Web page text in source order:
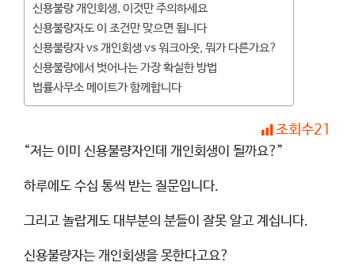
신용불량 개인회생, 이것만 주의하세요
신용불량자도 이 조건만 맞으면 됩니다
신용불량자 vs 개인회생 vs 워크아웃, 뭐가 다른가요?
신용불량에서 벗어나는 가장 확실한 방법
법률사무소 메이트가 함께합니다
조회수21
“저는 이미 신용불량자인데 개인회생이 될까요?”
하루에도 수십 통씩 받는 질문입니다.
그리고 놀랍게도 대부분의 분들이 잘못 알고 계십니다.
신용불량자는 개인회생을 못한다고요?